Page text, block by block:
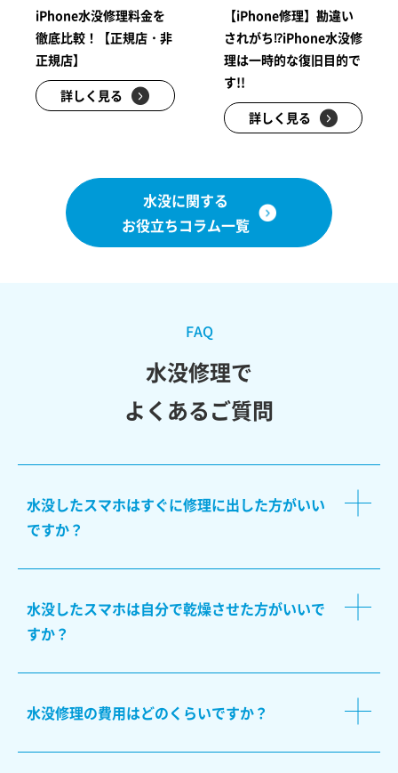
iPhone水没修理料金を
徹底比較！【正規店・非
正規店】
詳しく見る
【iPhone修理】勘違い
されがち⁉iPhone水没修
理は一時的な復旧目的で
す!!
詳しく見る
水没に関する
お役立ちコラム一覧
FAQ
水没修理で
よくあるご質問
水没したスマホはすぐに修理に出した方がいい
ですか？
水没したスマホは自分で乾燥させた方がいいで
すか？
水没修理の費用はどのくらいですか？